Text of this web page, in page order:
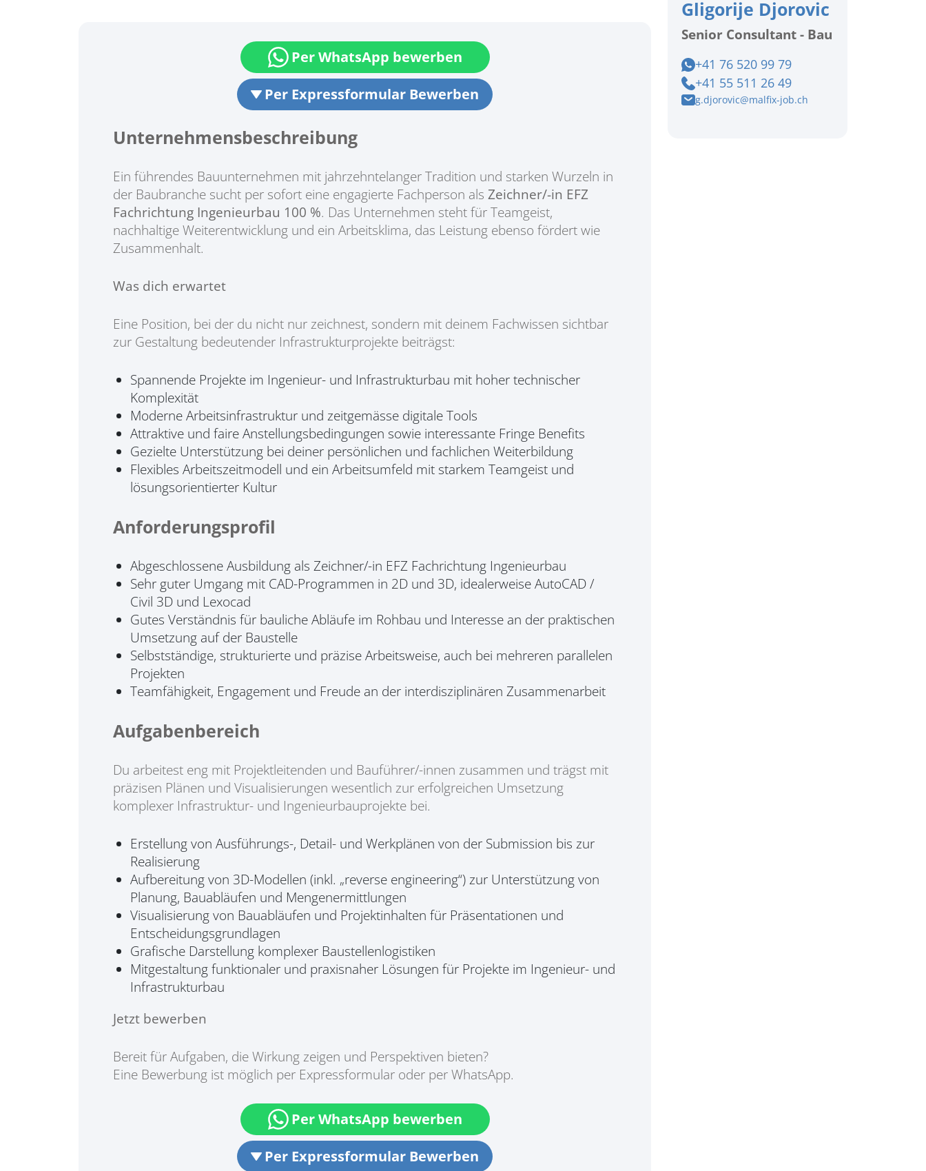
Per Expressformular Bewerben
Per WhatsApp bewerben
Unternehmensbeschreibung
Ein führendes Bauunternehmen mit jahrzehntelanger Tradition und starken Wurzeln in
der Baubranche sucht per sofort eine engagierte Fachperson als Zeichner/-in EFZ
Fachrichtung Ingenieurbau 100 %. Das Unternehmen steht für Teamgeist,
nachhaltige Weiterentwicklung und ein Arbeitsklima, das Leistung ebenso fördert wie
Zusammenhalt.
Was dich erwartet
Eine Position, bei der du nicht nur zeichnest, sondern mit deinem Fachwissen sichtbar
zur Gestaltung bedeutender Infrastrukturprojekte beiträgst:
Spannende Projekte im Ingenieur- und Infrastrukturbau mit hoher technischer
Komplexität
Moderne Arbeitsinfrastruktur und zeitgemässe digitale Tools
Attraktive und faire Anstellungsbedingungen sowie interessante Fringe Benefits
Gezielte Unterstützung bei deiner persönlichen und fachlichen Weiterbildung
Flexibles Arbeitszeitmodell und ein Arbeitsumfeld mit starkem Teamgeist und
lösungsorientierter Kultur
Anforderungsprofil
Abgeschlossene Ausbildung als Zeichner/-in EFZ Fachrichtung Ingenieurbau
Sehr guter Umgang mit CAD-Programmen in 2D und 3D, idealerweise AutoCAD /
Civil 3D und Lexocad
Gutes Verständnis für bauliche Abläufe im Rohbau und Interesse an der praktischen
Umsetzung auf der Baustelle
Selbstständige, strukturierte und präzise Arbeitsweise, auch bei mehreren parallelen
Projekten
Teamfähigkeit, Engagement und Freude an der interdisziplinären Zusammenarbeit
Aufgabenbereich
Du arbeitest eng mit Projektleitenden und Bauführer/-innen zusammen und trägst mit
präzisen Plänen und Visualisierungen wesentlich zur erfolgreichen Umsetzung
komplexer Infrastruktur- und Ingenieurbauprojekte bei.
Erstellung von Ausführungs-, Detail- und Werkplänen von der Submission bis zur
Realisierung
Aufbereitung von 3D-Modellen (inkl. „reverse engineering“) zur Unterstützung von
Planung, Bauabläufen und Mengenermittlungen
Visualisierung von Bauabläufen und Projektinhalten für Präsentationen und
Entscheidungsgrundlagen
Grafische Darstellung komplexer Baustellenlogistiken
Mitgestaltung funktionaler und praxisnaher Lösungen für Projekte im Ingenieur- und
Infrastrukturbau
Jetzt bewerben
Bereit für Aufgaben, die Wirkung zeigen und Perspektiven bieten?
Eine Bewerbung ist möglich per Expressformular oder per WhatsApp.
Per Expressformular Bewerben
Per WhatsApp bewerben
Gligorije Djorovic
Senior Consultant - Bau
+41 76 520 99 79
+41 55 511 26 49
g.djorovic@malfix-job.ch